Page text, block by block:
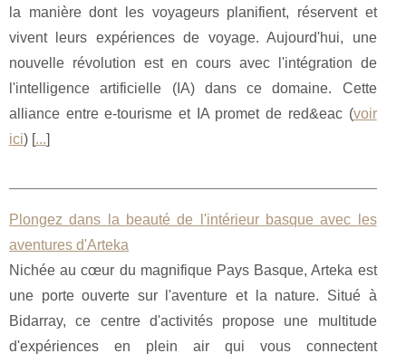
la manière dont les voyageurs planifient, réservent et
vivent leurs expériences de voyage. Aujourd'hui, une
nouvelle révolution est en cours avec l'intégration de
l'intelligence artificielle (IA) dans ce domaine. Cette
alliance entre e-tourisme et IA promet de red&eac (voir
ici) [...]
Plongez dans la beauté de l'intérieur basque avec les
aventures d'Arteka
Nichée au cœur du magnifique Pays Basque, Arteka est
une porte ouverte sur l'aventure et la nature. Situé à
Bidarray, ce centre d'activités propose une multitude
d'expériences en plein air qui vous connectent